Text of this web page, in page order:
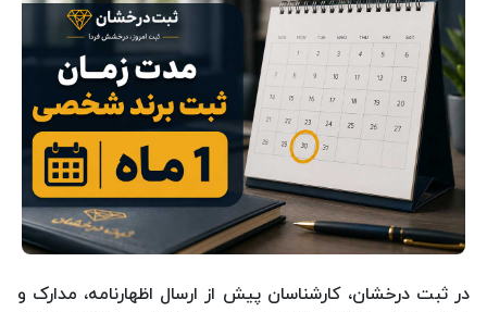
در ثبت درخشان، کارشناسان پیش از ارسال اظهارنامه، مدارک و